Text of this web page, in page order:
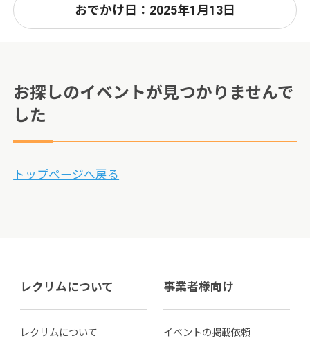
おでかけ日：2025年1月13日
お探しのイベントが見つかりませんで
した
トップページへ戻る
レクリムについて
レクリムについて
事業者様向け
イベントの掲載依頼